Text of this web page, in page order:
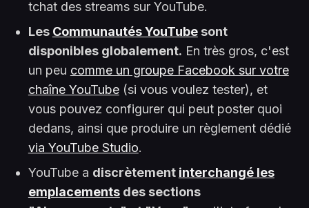
tchat des streams sur YouTube.
Les Communautés YouTubesont
disponibles globalement. En très gros, c'est
un peu comme un groupe Facebook sur votre
chaîne YouTube(si vous voulez tester), et
vous pouvez configurer qui peut poster quoi
dedans, ainsi que produire un règlement dédié
via YouTube Studio.
YouTube a discrètement interchangé les
emplacementsdes sections